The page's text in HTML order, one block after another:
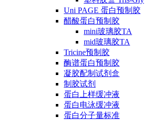
Uni PAGE 蛋白预制胶
醋酸蛋白预制胶
mini玻璃胶TA
mid玻璃胶TA
Tricine预制胶
酶谱蛋白预制胶
凝胶配制试剂盒
制胶试剂
蛋白上样缓冲液
蛋白电泳缓冲液
蛋白分子量标准